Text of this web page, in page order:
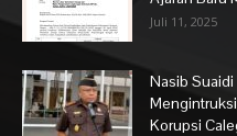
Juli 11, 2025
Nasib
Korupsi